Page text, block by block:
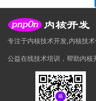
专注于内核技术开发,内核技术
公益在线技术培训，帮助内核